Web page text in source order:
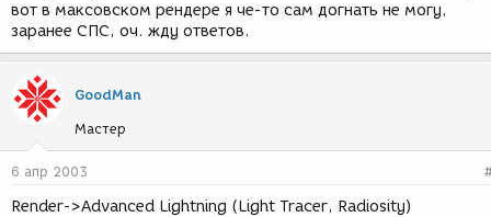
вот в максовском рендере я че-то сам догнать не могу,
заранее СПС, оч. жду ответов.
GoodMan
Мастер
6 апр 2003
Render->Advanced Lightning (Light Tracer, Radiosity)